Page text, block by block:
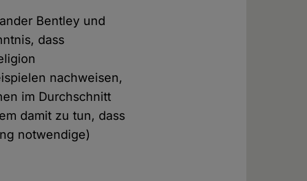
Bentley und
dass
nachweisen,
im Durchschnitt
damit zu tun, dass
notwendige)